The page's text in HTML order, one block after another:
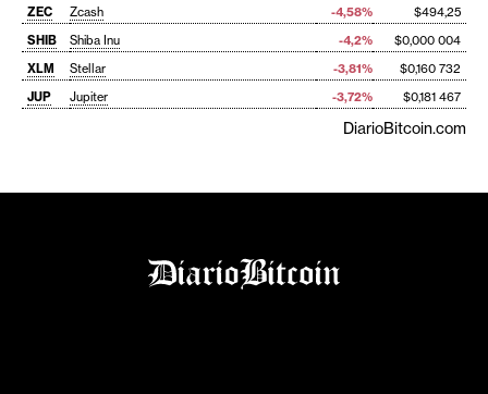
ZEC
Zcash -4,58%
$494,25
SHIB
Shiba Inu -4,2%
$0,000 004
XLM
Stellar -3,81%
$0,160 732
JUP
Jupiter -3,72% $0,181 467
DiarioBitcoin.com